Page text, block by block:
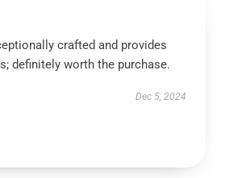
crafted and provides
definitely worth the purchase.
Dec 5, 2024